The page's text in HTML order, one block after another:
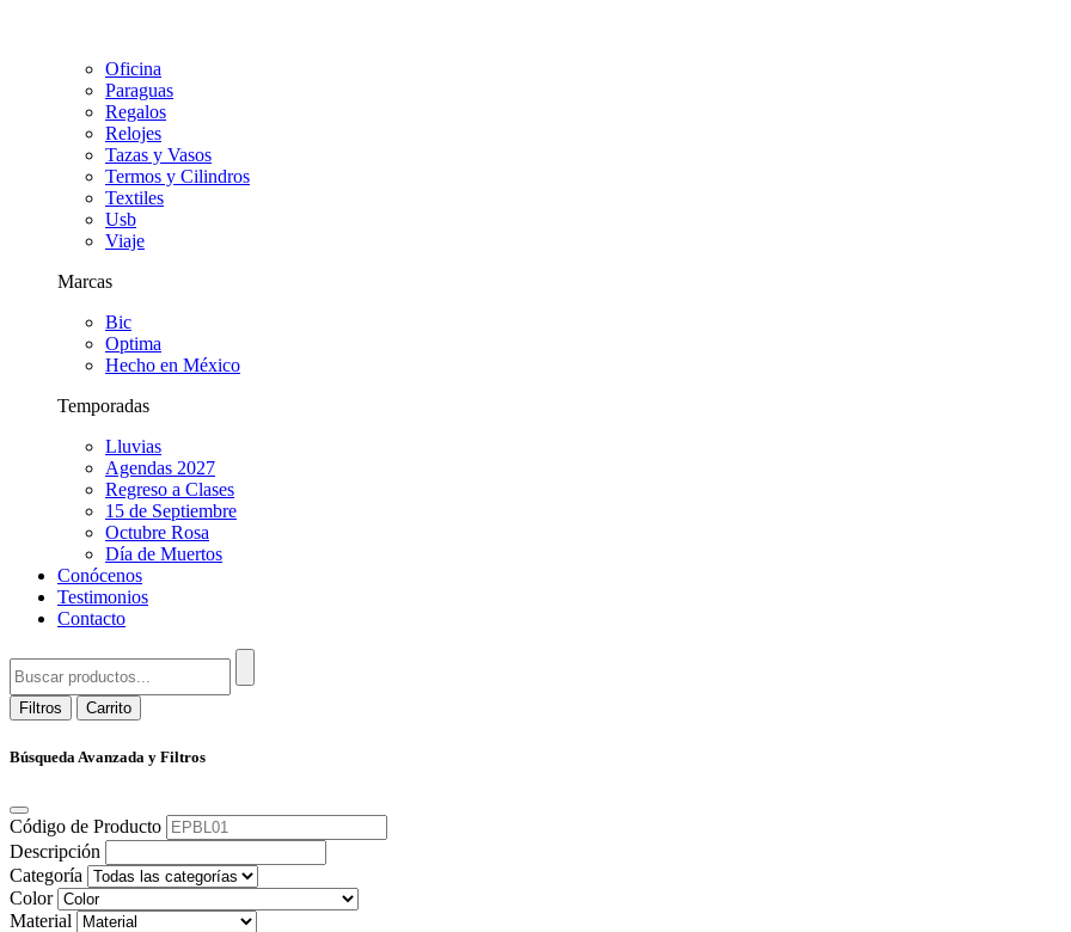
Oficina
Paraguas
Regalos
Relojes
Tazas y Vasos
Termos y Cilindros
Textiles
Usb
Viaje
Marcas
Bic
Optima
Hecho en México
Temporadas
Lluvias
Agendas 2027
Regreso a Clases
15 de Septiembre
Octubre Rosa
Día de Muertos
Conócenos
Testimonios
Contacto
Filtros Carrito
Búsqueda Avanzada y Filtros
Código de Producto
Descripción
Categoría
Color
Material